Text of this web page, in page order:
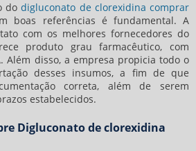
dodigluconato de clorexidina comprar
boas referências é fundamental. A
com os melhores fornecedores do
produto grau farmacêutico, com
Além disso, a empresa propicia todo o
desses insumos, a fim de que
correta, além de serem
estabelecidos.
Digluconato de clorexidina